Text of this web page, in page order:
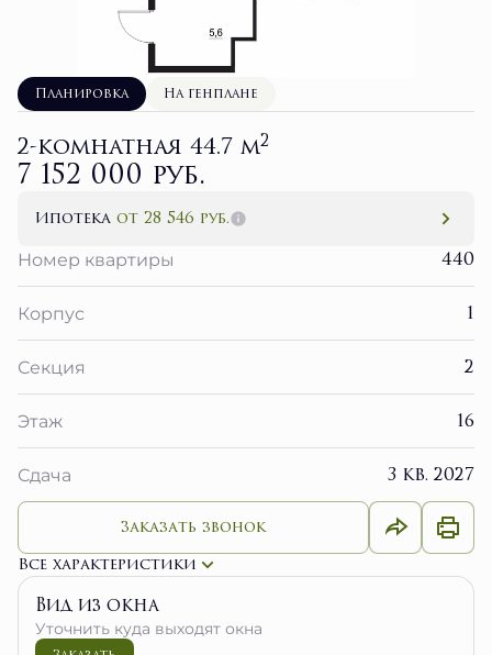
2-комнатная 44.7 м2
7 152 000 руб.
Ипотекаот 28 546 руб.
Номер квартиры
440
1
2
16
3 кв. 2027
Все характеристики
Вид из окна
Уточнить куда выходят окна
Заказать